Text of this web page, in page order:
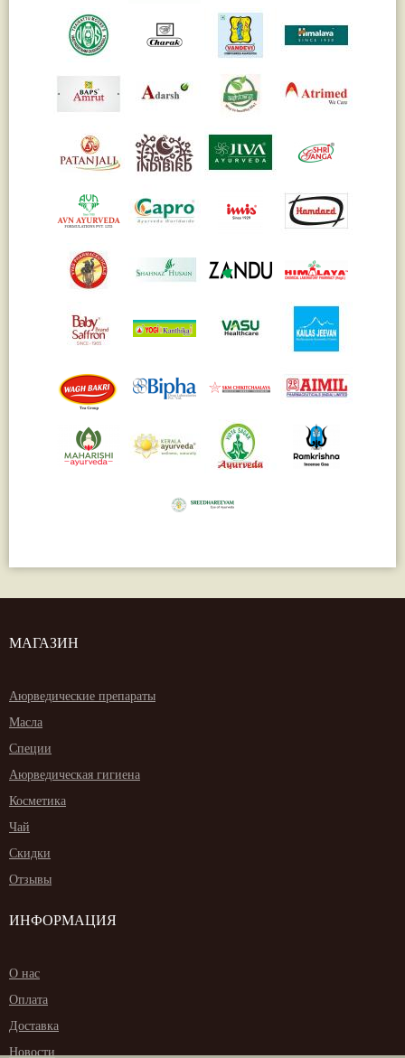
МАГАЗИН
Аюрведические препараты
Масла
Специи
Аюрведическая гигиена
Косметика
Чай
Скидки
Отзывы
ИНФОРМАЦИЯ
О нас
Оплата
Доставка
Новости